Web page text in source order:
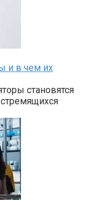
и в чем их
становятся